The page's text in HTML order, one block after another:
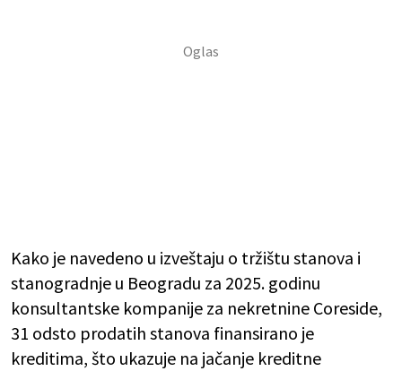
Kako je navedeno u izveštaju o tržištu stanova i
stanogradnje u Beogradu za 2025. godinu
konsultantske kompanije za nekretnine Coreside,
31 odsto prodatih stanova finansirano je
kreditima, što ukazuje na jačanje kreditne